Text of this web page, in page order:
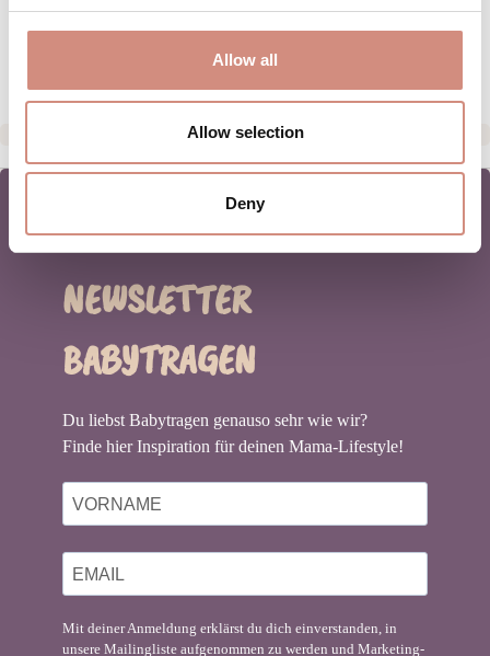
Allow all
Allow selection
Deny
NEWSLETTER
BABYTRAGEN
Du liebst Babytragen genauso sehr wie wir?
Finde hier Inspiration für deinen Mama-Lifestyle!
Mit deiner Anmeldung erklärst du dich einverstanden, in
unsere Mailingliste aufgenommen zu werden und Marketing-